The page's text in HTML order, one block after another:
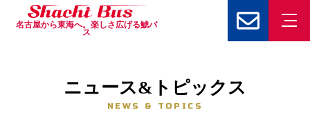
名古屋から東海へ。楽しさ広げる鯱バ
ス
ニュース&トピックス
NEWS & TOPICS